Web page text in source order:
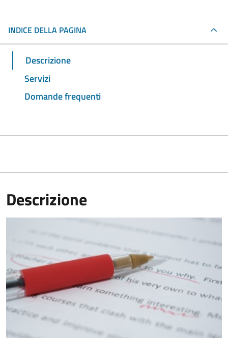
INDICE DELLA PAGINA
Descrizione
Servizi
Domande frequenti
Descrizione